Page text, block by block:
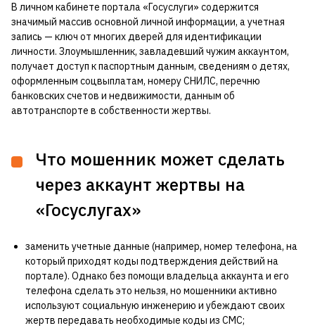
В личном кабинете портала «Госуслуги» содержится
значимый массив основной личной информации, а учетная
запись — ключ от многих дверей для идентификации
личности. Злоумышленник, завладевший чужим аккаунтом,
получает доступ к паспортным данным, сведениям о детях,
оформленным соцвыплатам, номеру СНИЛС, перечню
банковских счетов и недвижимости, данным об
автотранспорте в собственности жертвы.
Что мошенник может сделать
через аккаунт жертвы на
«Госуслугах»
заменить учетные данные (например, номер телефона, на
который приходят коды подтверждения действий на
портале). Однако без помощи владельца аккаунта и его
телефона сделать это нельзя, но мошенники активно
используют социальную инженерию и убеждают своих
жертв передавать необходимые коды из СМС;